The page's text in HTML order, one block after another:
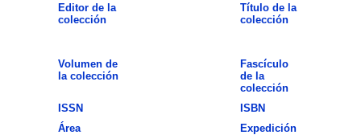
Editor de la
colección
Título de la
colección
Volumen de
la colección
Fascículo
de la
colección
ISSN
ISBN
Área
Expedición